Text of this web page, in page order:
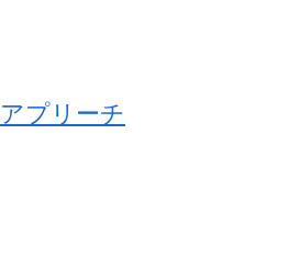
アプリーチ